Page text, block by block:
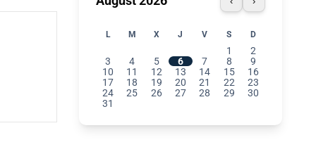
L M X J V S D
1
2
3
4 5 6 7 8
9
10
11 12 13 14 15
16
17
18 19 20 21 22
23
24
25 26 27 28 29
30
31